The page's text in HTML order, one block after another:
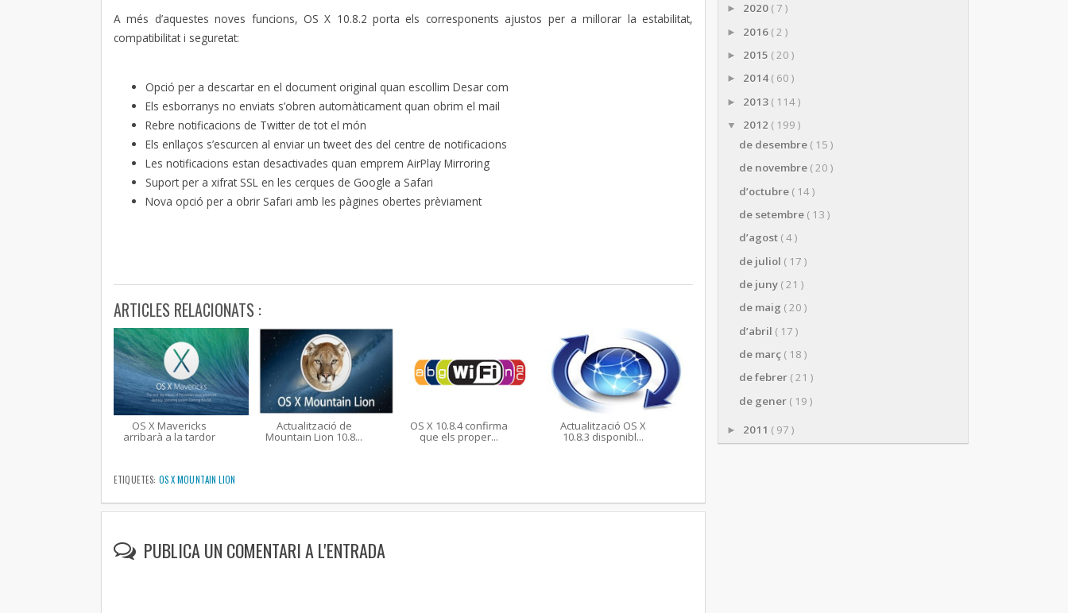
A més d’aquestes noves funcions, OS X 10.8.2 porta els corresponents ajustos per a millorar la estabilitat,
compatibilitat i seguretat:
Opció per a descartar en el document original quan escollim Desar com
Els esborranys no enviats s’obren automàticament quan obrim el mail
Rebre notificacions de Twitter de tot el món
Els enllaços s’escurcen al enviar un tweet des del centre de notificacions
Les notificacions estan desactivades quan emprem AirPlay Mirroring
Suport per a xifrat SSL en les cerques de Google a Safari
Nova opció per a obrir Safari amb les pàgines obertes prèviament
ARTICLES RELACIONATS :
OS X Mavericks
arribarà a la tardor
Actualització de
Mountain Lion 10.8...
OS X 10.8.4 confirma
que els proper...
Actualització OS X
10.8.3 disponibl...
ETIQUETES: OS X MOUNTAIN LION
PUBLICA UN COMENTARI A L'ENTRADA
► 2020 ( 7 )
► 2016 ( 2 )
► 2015 ( 20 )
► 2014 ( 60 )
► 2013 ( 114 )
▼ 2012 ( 199 )
de desembre ( 15 )
de novembre ( 20 )
d’octubre ( 14 )
de setembre ( 13 )
d’agost ( 4 )
de juliol ( 17 )
de juny ( 21 )
de maig ( 20 )
d’abril ( 17 )
de març ( 18 )
de febrer ( 21 )
de gener ( 19 )
► 2011 ( 97 )